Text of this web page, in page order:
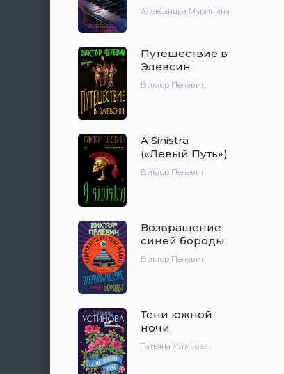
Александра Маринина
Путешествие в
Элевсин
Виктор Пелевин
A Sinistra
(«Левый Путь»)
Виктор Пелевин
Возвращение
синей бороды
Виктор Пелевин
Тени южной
ночи
Татьяна Устинова